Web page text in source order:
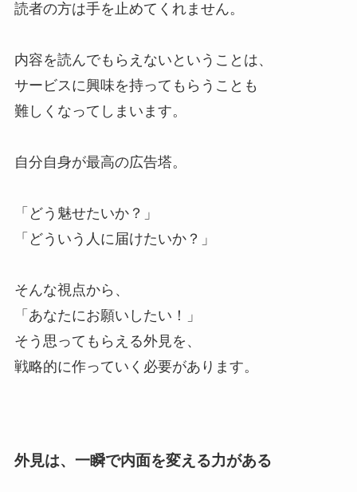
読者の方は手を止めてくれません。
内容を読んでもらえないということは、
サービスに興味を持ってもらうことも
難しくなってしまいます。
自分自身が最高の広告塔。
「どう魅せたいか？」
「どういう人に届けたいか？」
そんな視点から、
「あなたにお願いしたい！」
そう思ってもらえる外見を、
戦略的に作っていく必要があります。
外見は、一瞬で内面を変える力がある